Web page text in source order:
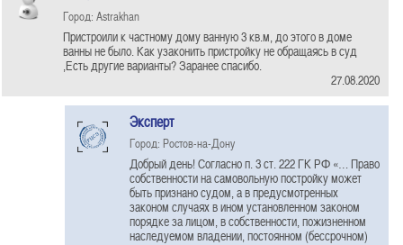
Город: Astrakhan
Пристроили к частному дому ванную 3 кв.м, до этого в доме
ванны не было. Как узаконить пристройку не обращаясь в суд
,Есть другие варианты? Заранее спасибо.
27.08.2020
Эксперт
Город: Ростов-на-Дону
Добрый день! Согласно п. 3 ст. 222 ГК РФ «… Право
собственности на самовольную постройку может
быть признано судом, а в предусмотренных
законом случаях в ином установленном законом
порядке за лицом, в собственности, пожизненном
наследуемом владении, постоянном (бессрочном)